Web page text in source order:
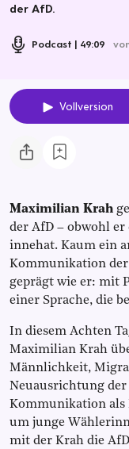
der AfD.
Podcast 49:09
Vollversion
Maximilian Krah
der AfD – obwohl
innehat. Kaum ein
Kommunikation der
geprägt wie er: mit
einer Sprache, die
In diesem Achten
Maximilian Krah
Männlichkeit,
Neuausrichtung
Kommunikation als
um junge
mit der Krah die